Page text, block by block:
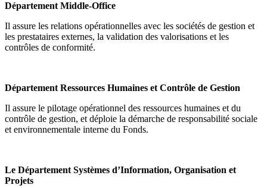
Département Middle-Office
Il assure les relations opérationnelles avec les sociétés de gestion et
les prestataires externes, la validation des valorisations et les
contrôles de conformité.
Département Ressources Humaines et Contrôle de Gestion
Il assure le pilotage opérationnel des ressources humaines et du
contrôle de gestion, et déploie la démarche de responsabilité sociale
et environnementale interne du Fonds.
Le Département Systèmes d’Information, Organisation et
Projets